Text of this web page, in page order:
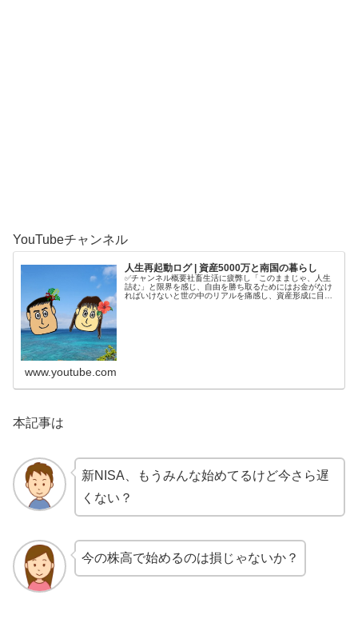
YouTubeチャンネル
人生再起動ログ | 資産5000万と南国の暮らし
✅チャンネル概要社畜生活に疲弊し「このままじゃ、人生
詰む」と限界を感じ、自由を勝ち取るためにはお金がなけ
ればいけないと世の中のリアルを痛感し、資産形成に目覚
www.youtube.com
本記事は
新NISA、もうみんな始めてるけど今さら遅
くない？
今の株高で始めるのは損じゃないか？